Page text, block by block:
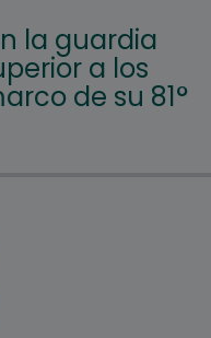
la guardia
a los
de su 81°